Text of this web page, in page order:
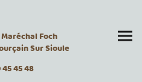
Foch
Sur Sioule
45 48